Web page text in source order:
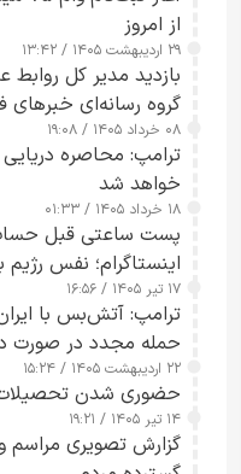
از امروز
۲۹ اردیبهشت ۱۴۰۵ / ۱۳:۴۲
بازدید مدیر کل
گروه رسانه‌ای خبرهای
رسانه‌های هوشمند و
۰۸ خرداد ۱۴۰۵ / ۱۹:۰۸
ترامپ: محاصره دریایی
خواهد شد
۱۸ خرداد ۱۴۰۵ / ۰۱:۳۳
پست ساعتی قبل حساب
اینستاگرام؛ نفس
۱۷ تیر ۱۴۰۵ / ۱۶:۵۶
ترامپ: آتش‌بس با
حمله مجدد در صورت
۲۲ اردیبهشت ۱۴۰۵ / ۱۵:۲۴
حضوری شدن تحصیلات
۱۴ تیر ۱۴۰۵ / ۱۹:۲۱
گزارش تصویری مراسم